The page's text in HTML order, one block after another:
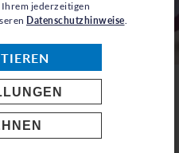
jederzeitigen
Datenschutzhinweise.